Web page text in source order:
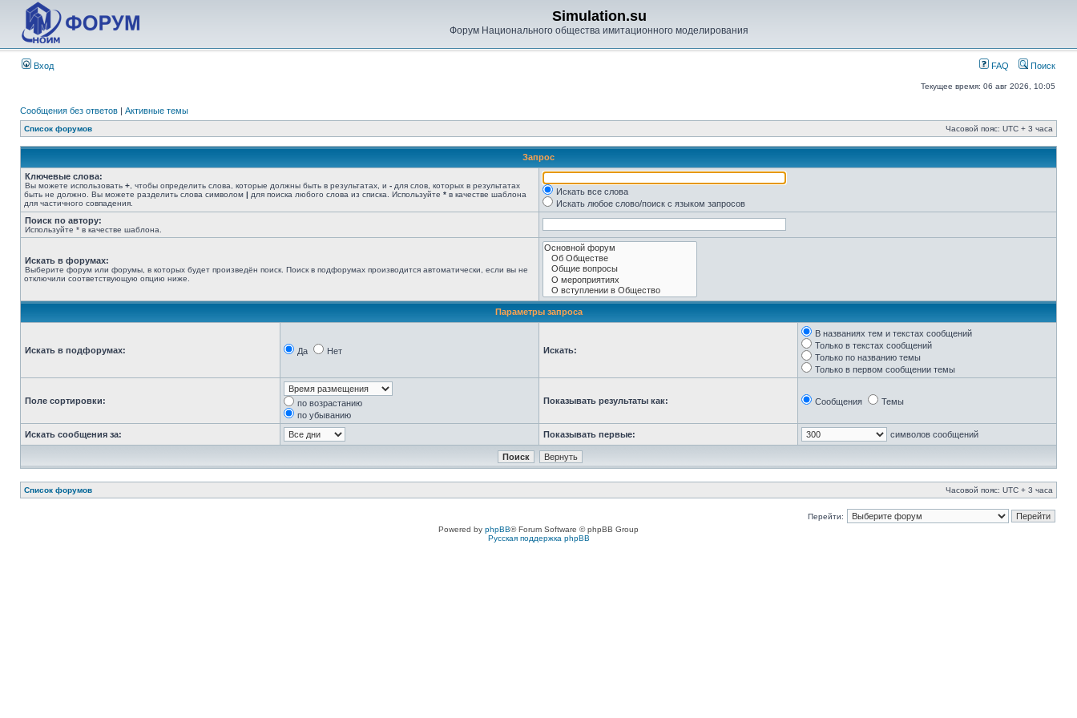
Simulation.su
Форум Национального общества имитационного моделирования
Вход FAQ Поиск
Текущее время: 06 авг 2026, 10:05
Сообщения без ответов | Активные темы
Список форумов Часовой пояс: UTC + 3 часа
Запрос
Ключевые слова:
Вы можете использовать + , чтобы определить слова, которые должны быть в результатах, и - для слов, которых в результатах
быть не должно. Вы можете разделить слова символом | для поиска любого слова из списка. Используйте * в качестве шаблона
для частичного совпадения.
Искать все слова
Искать любое слово/поиск с языком запросов
Поиск по автору:
Используйте * в качестве шаблона.
Искать в форумах:
Выберите форум или форумы, в которых будет произведён поиск. Поиск в подфорумах производится автоматически, если вы не
отключили соответствующую опцию ниже.
Параметры запроса
Искать в подфорумах: Да Нет Искать:
В названиях тем и текстах сообщений
Только в текстах сообщений
Только по названию темы
Только в первом сообщении темы
Поле сортировки:
по возрастанию
по убыванию
Показывать результаты как: Сообщения Темы
Искать сообщения за: Показывать первые: символов сообщений
Список форумов Часовой пояс: UTC + 3 часа
Перейти:
Powered by phpBB® Forum Software © phpBB Group
Русская поддержка phpBB